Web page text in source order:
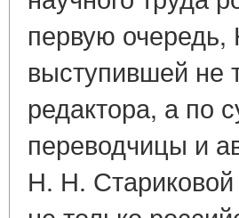
первую
выступившей не
редактора, а по
переводчицы и
Н. Н. Стариковой